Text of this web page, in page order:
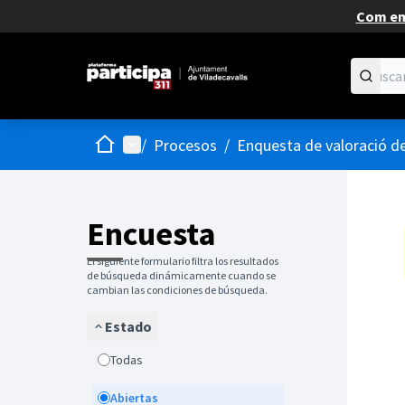
Com
InicioMenú principal
/ Procesos / Enquesta de valoració
Encuesta
El siguiente formulario filtra los resultados
de búsqueda dinámicamente cuando se
cambian las condiciones de búsqueda.
Estado
Todas
Abiertas